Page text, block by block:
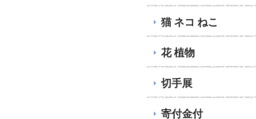
猫 ネコ ねこ
花 植物
切手展
寄付金付